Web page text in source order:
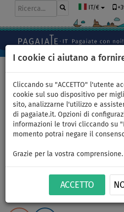
I cookie ci aiutano a
Cliccando su "ACCETTO" l'utente
cookie sul suo dispositivo per
sito, analizzarne l'utilizzo e
di pagaiate.it. Opzioni di
informazioni le trovi cliccando su
momento potrai negare il
Grazie per la vostra comprensione.
ACCETTO
IT/€
Gommone AQUA
DeLuxe 3,6m AL
gonfiabile con
alluminio - set:
elettrico PARSUN